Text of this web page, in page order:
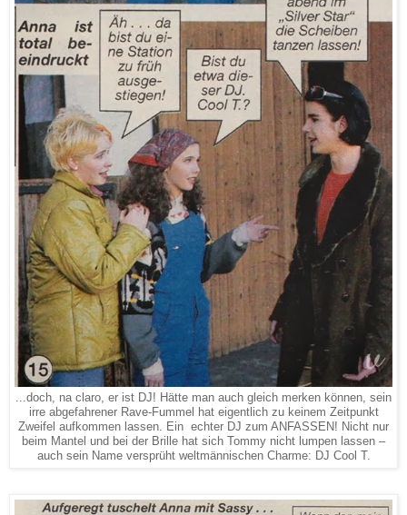
...doch, na claro, er ist DJ! Hätte man auch gleich merken können, sein
irre abgefahrener Rave-Fummel hat eigentlich zu keinem Zeitpunkt
Zweifel aufkommen lassen. Ein echter DJ zum ANFASSEN! Nicht nur
beim Mantel und bei der Brille hat sich Tommy nicht lumpen lassen –
auch sein Name versprüht weltmännischen Charme: DJ Cool T.